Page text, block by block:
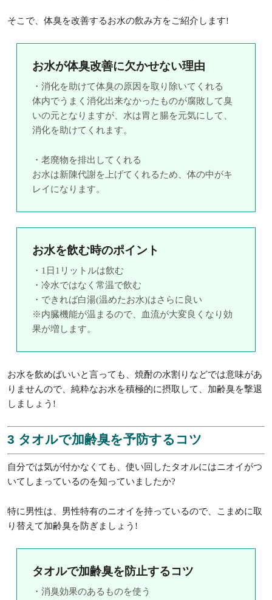
そこで、体臭を改善するお水の飲み方をご紹介します!
お水が体臭改善に欠かせない理由
・消化を助けて体臭の原因を取り除いてくれる
体内でうまく消化出来なかったものが腐敗して臭
いの元となりますが、水は胃と腸を元気にして、
消化を助けてくれます。
・老廃物を排出してくれる
お水は新陳代謝を上げてくれるため、体の中がキ
レイになります。
お水を飲む時のポイント
・1日1リットルは飲む
・冷水ではなく常温で飲む
・できれば白湯(温めたお水)はさらに良い
※内臓機能が温まるので、血流が大変良くなり効
果が増します。
お水を飲めばいいと言っても、焼酎の水割りなどでは意味があ
りませんので、純粋なお水を積極的に摂取して、加齢臭を撃退
しましょう!
3 タオルで加齢臭を予防するコツ
自分では気が付かなくても、使い回したタオルにはニオイがつ
いてしまっているのを知っていましたか?
特に男性は、男性特有のニオイを持っているので、こまめに取
り替えて加齢臭を防ぎましょう!
タオルで加齢臭を防止するコツ
・消臭効果のあるものを使う